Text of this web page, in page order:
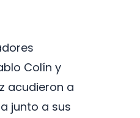
Colín y
acudieron a
junto a sus